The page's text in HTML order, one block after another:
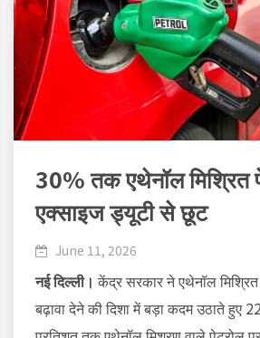
30% तक एथेनॉल मिश्रित
एक्साइज ड्यूटी से छूट
June 11, 2026
नई दिल्ली। केंद्र सरकार ने एथेनॉल
बढ़ावा देने की दिशा में बड़ा कदम उठाते हुए